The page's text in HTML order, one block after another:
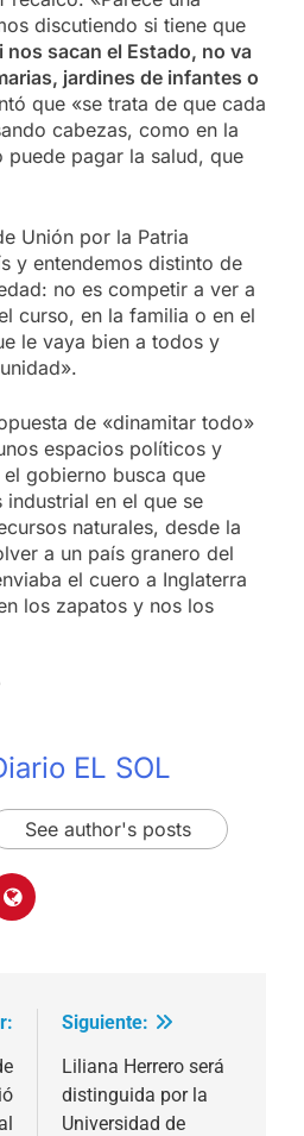
discutiendo si tiene que
nos sacan el Estado, no va
jardines de infantes o
que «se trata de que cada
cabezas, como en la
puede pagar la salud, que
Unión por la Patria
y entendemos distinto de
no es competir a ver a
curso, en la familia o en el
le vaya bien a todos y
de «dinamitar todo»
espacios políticos y
gobierno busca que
industrial en el que se
naturales, desde la
a un país granero del
el cuero a Inglaterra
los zapatos y nos los
EL SOL
See author's posts
Siguiente:
Liliana Herrero será
distinguida por la
Universidad de